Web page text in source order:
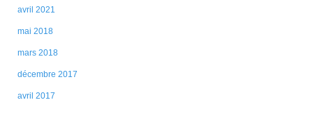
avril 2021
mai 2018
mars 2018
décembre 2017
avril 2017